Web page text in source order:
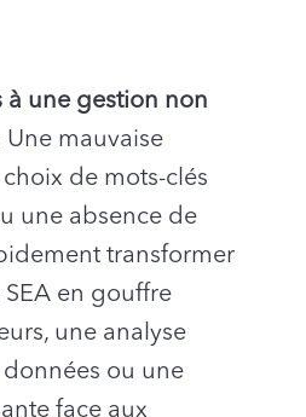
à une gestion non
mauvaise
de mots-clés
une absence de
transformer
en gouffre
une analyse
ou une
face aux